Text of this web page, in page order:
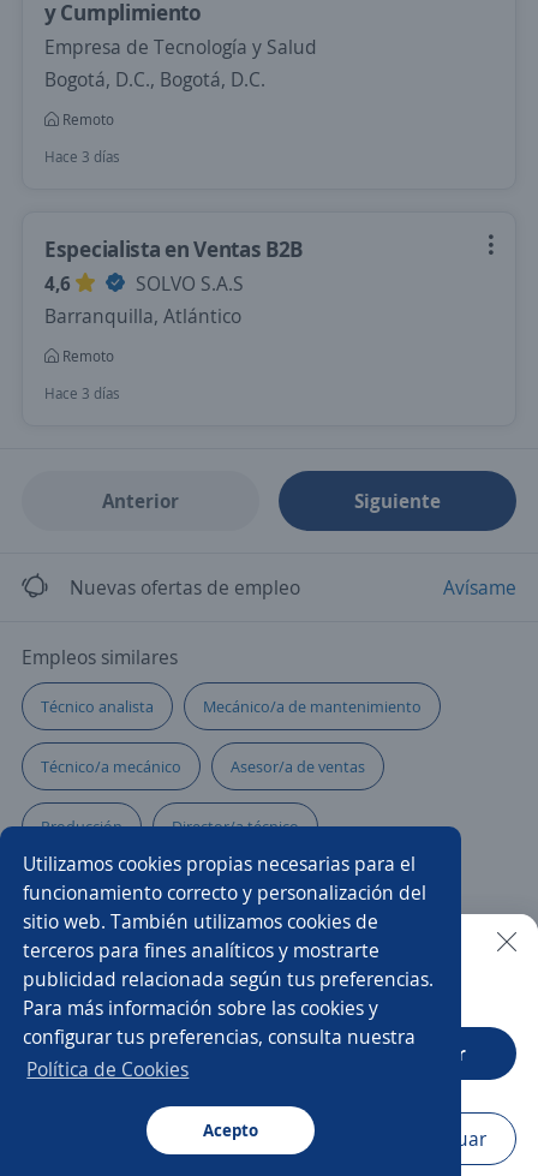
Utilizamos cookies propias necesarias para el
funcionamiento correcto y personalización del
sitio web. También utilizamos cookies de
terceros para fines analíticos y mostrarte
publicidad relacionada según tus preferencias.
Para más información sobre las cookies y
configurar tus preferencias, consulta nuestra
Política de Cookies
Acepto
y Cumplimiento
Empresa de Tecnología y Salud
Bogotá, D.C., Bogotá, D.C.
Remoto
Hace 3 días
Especialista en Ventas B2B
4,6
SOLVO S.A.S
Barranquilla, Atlántico
Remoto
Hace 3 días
Anterior Siguiente
Nuevas ofertas de empleo Avísame
Empleos similares
Técnico analista Mecánico/a de mantenimiento
Técnico/a mecánico Asesor/a de ventas
Producción Director/a técnico
Especialista en ventas Técnico administrativo
Fisioterapeuta Técnico/a electromecánico
Auxiliar de cocina Auxiliar de farmacia
Pasante administrativo
Asesor/a tecnología
Buscar es más fácil en la app
CT App Abrir
Navegador Continuar